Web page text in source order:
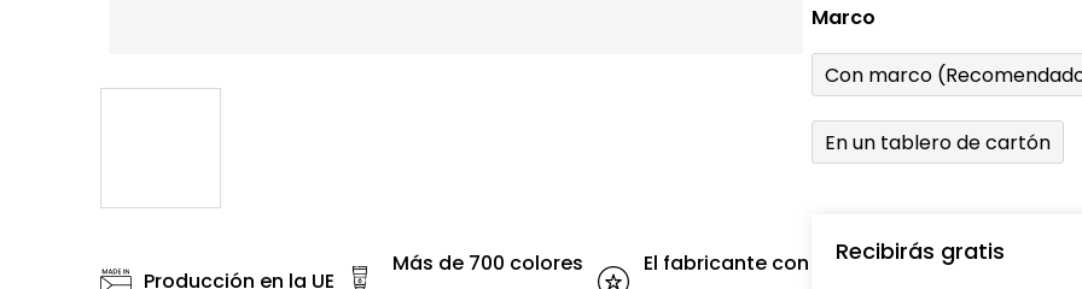
Marco
Con marco
En un tablero de cartón
Recibirás gratis
Producción en la UE
Más de 700 colores
El fabricante con